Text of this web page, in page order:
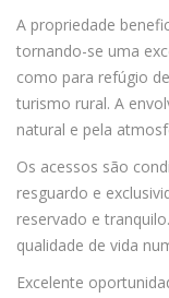
A propriedade
tornando-se uma
como para refúgio
turismo rural. A
natural e pela
Os acessos são
resguardo e
reservado e
qualidade de vida
Excelente